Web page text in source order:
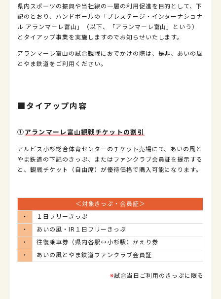
県内スポーツの振興や当社線の一層の利用促進を目的として、下
記のとおり、ハンドボールの「プレステージ・インターナショナ
ル アランマーレ富山」（以下、「アランマーレ富山」という）
とタイアップ事業を実施しますのでお知らせいたします。
アランマーレ富山の試合観戦におでかけの際は、是非、あいの風
とやま鉄道をご利用ください。
■タイアップ内容
①アランマーレ富山観戦チケットの割引
アルビス小杉総合体育センターのチケット売場にて、あいの風と
やま鉄道の下記のきっぷ、またはファンクラブ会員証を提示する
と、観戦チケット（自由席）が優待価格で購入可能になります。
＜対象きっぷ・会員証＞
・
１日フリーきっぷ
・
あいの風・IR１日フリーきっぷ
・
往復乗車券（県内各駅↔小杉駅）かえり券
・
あいの風とやま鉄道ファンクラブ会員証
※試合当日ご利用のきっぷに限る